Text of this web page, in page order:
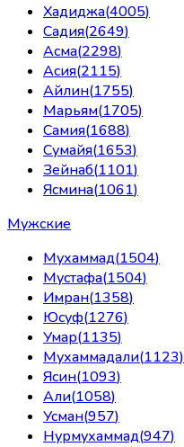
Хадиджа(4005)
Садия(2649)
Асма(2298)
Асия(2115)
Айлин(1755)
Марьям(1705)
Самия(1688)
Сумайя(1653)
Зейнаб(1101)
Ясмина(1061)
Мужские
Мухаммад(1504)
Мустафа(1504)
Имран(1358)
Юсуф(1276)
Умар(1135)
Мухаммадали(1123)
Ясин(1093)
Али(1058)
Усман(957)
Нурмухаммад(947)